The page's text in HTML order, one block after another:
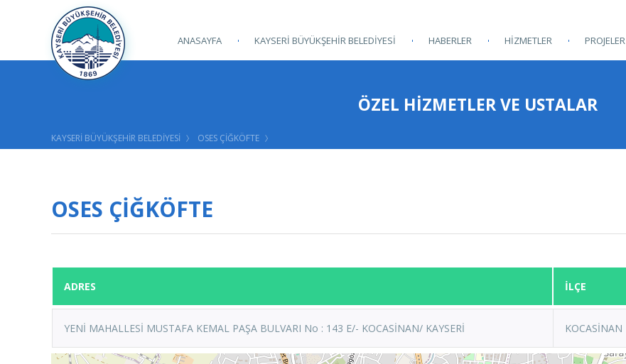
ANASAYFA KAYSERİ BÜYÜKŞEHİR BELEDİYESİ HABERLER HİZMETLER PROJELER
ÖZEL HİZMETLER VE USTALAR
KAYSERİ BÜYÜKŞEHİR BELEDİYESİ OSES ÇİĞKÖFTE
OSES ÇİĞKÖFTE
ADRES İLÇE
YENİ MAHALLESİ MUSTAFA KEMAL PAŞA BULVARI No : 143 E/- KOCASİNAN/ KAYSERİ KOCASİNAN